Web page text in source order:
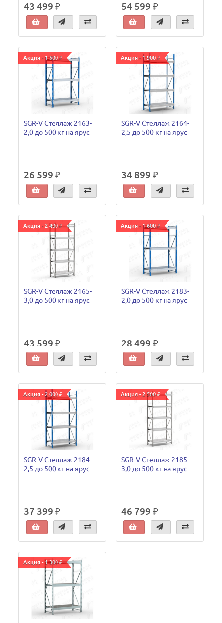
43 499 ₽ 54 599 ₽
Акция - 1 500 ₽
SGR-V Стеллаж 2163-
2,0 до 500 кг на ярус
26 599 ₽
Акция - 1 900 ₽
SGR-V Стеллаж 2164-
2,5 до 500 кг на ярус
34 899 ₽
Акция - 2 400 ₽
SGR-V Стеллаж 2165-
3,0 до 500 кг на ярус
43 599 ₽
Акция - 1 600 ₽
SGR-V Стеллаж 2183-
2,0 до 500 кг на ярус
28 499 ₽
Акция - 2 000 ₽
SGR-V Стеллаж 2184-
2,5 до 500 кг на ярус
37 399 ₽
Акция - 2 500 ₽
SGR-V Стеллаж 2185-
3,0 до 500 кг на ярус
46 799 ₽
Акция - 1 300 ₽